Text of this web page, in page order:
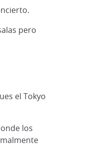
pero
el Tokyo
los